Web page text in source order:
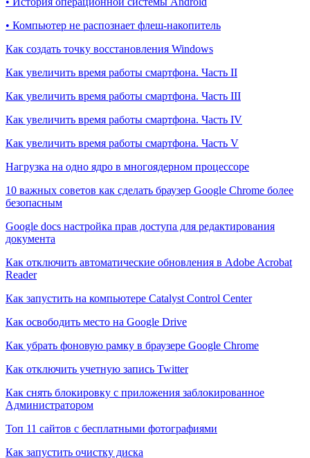
• Компьютер не распознает флеш-накопитель
Как создать точку восстановления Windows
Как увеличить время работы смартфона. Часть II
Как увеличить время работы смартфона. Часть III
Как увеличить время работы смартфона. Часть IV
Как увеличить время работы смартфона. Часть V
Нагрузка на одно ядро в многоядерном процессоре
10 важных советов как сделать браузер Google Chrome более
безопасным
Google docs настройка прав доступа для редактирования
документа
Как отключить автоматические обновления в Adobe Acrobat
Reader
Как запустить на компьютере Catalyst Control Center
Как освободить место на Google Drive
Как убрать фоновую рамку в браузере Google Chrome
Как отключить учетную запись Twitter
Как снять блокировку с приложения заблокированное
Администратором
Топ 11 сайтов с бесплатными фотографиями
Как запустить очистку диска